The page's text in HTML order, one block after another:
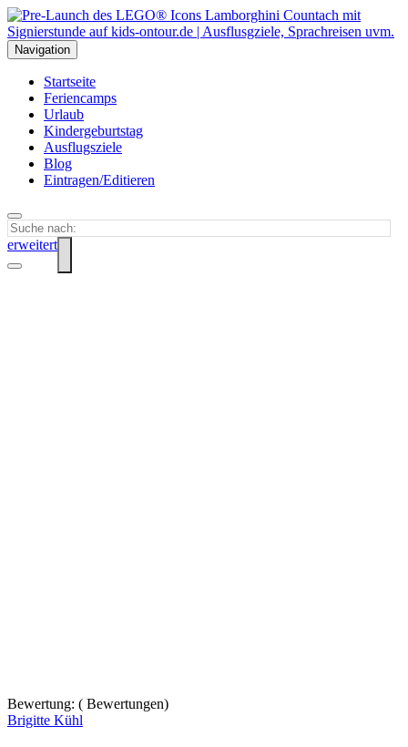
Navigation
Startseite
Feriencamps
Urlaub
Kindergeburtstag
Ausflugsziele
Blog
Eintragen/Editieren
erweitert
Bewertung: ( Bewertungen)
Brigitte Kühl